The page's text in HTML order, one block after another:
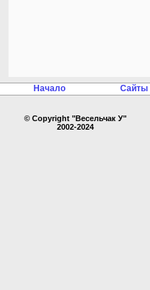
Начало Сайты
© Copyright "Весельчак У"
2002-2024